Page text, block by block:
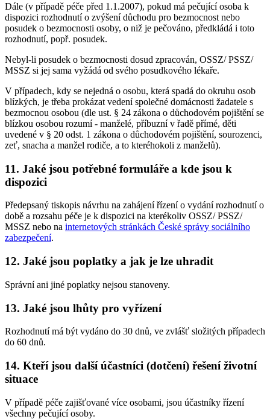
Dále (v případě péče před 1.1.2007), pokud má pečující osoba k
dispozici rozhodnutí o zvýšení důchodu pro bezmocnost nebo
posudek o bezmocnosti osoby, o niž je pečováno, předkládá i toto
rozhodnutí, popř. posudek.
Nebyl-li posudek o bezmocnosti dosud zpracován, OSSZ/ PSSZ/
MSSZ si jej sama vyžádá od svého posudkového lékaře.
V případech, kdy se nejedná o osobu, která spadá do okruhu osob
blízkých, je třeba prokázat vedení společné domácnosti žadatele s
bezmocnou osobou (dle ust. § 24 zákona o důchodovém pojištění se
blízkou osobou rozumí - manželé, příbuzní v řadě přímé, děti
uvedené v § 20 odst. 1 zákona o důchodovém pojištění, sourozenci,
zeť, snacha a manžel rodiče, a to kteréhokoli z manželů).
11. Jaké jsou potřebné formuláře a kde jsou k
dispozici
Předepsaný tiskopis návrhu na zahájení řízení o vydání rozhodnutí o
době a rozsahu péče je k dispozici na kterékoliv OSSZ/ PSSZ/
MSSZ nebo na internetových stránkách České správy sociálního
zabezpečení.
12. Jaké jsou poplatky a jak je lze uhradit
Správní ani jiné poplatky nejsou stanoveny.
13. Jaké jsou lhůty pro vyřízení
Rozhodnutí má být vydáno do 30 dnů, ve zvlášť složitých případech
do 60 dnů.
14. Kteří jsou další účastníci (dotčení) řešení životní
situace
V případě péče zajišťované více osobami, jsou účastníky řízení
všechny pečující osoby.